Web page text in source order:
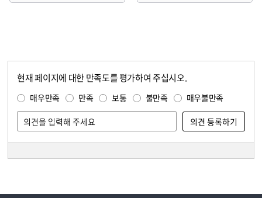
현재 페이지에 대한 만족도를 평가하여 주십시오.
매우만족 만족 보통 불만족 매우불만족